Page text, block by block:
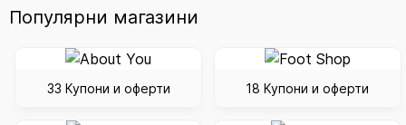
Популярни магазини
33 Купони и оферти 18 Купони и оферти